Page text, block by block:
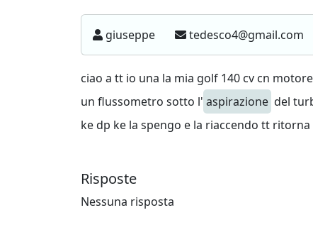
giuseppe tedesco4@gmail.com
ciao a tt io una la mia golf 140 cv cn
un flussometro sotto l' aspirazione del
ke dp ke la spengo e la riaccendo tt ritorna
Risposte
Nessuna risposta